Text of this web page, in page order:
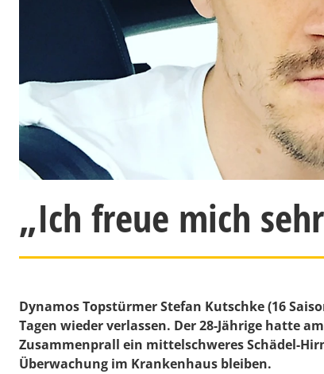
„Ich freue mich
Dynamos Topstürmer Stefan Kutschke (16
Tagen wieder verlassen. Der 28-Jährige hatte
Zusammenprall ein mittelschweres Schädel-
Überwachung im Krankenhaus bleiben.